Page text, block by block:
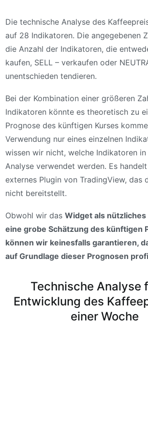
Die technische Analyse des
auf 28 Indikatoren. Die angegebenen
die Anzahl der Indikatoren, die
kaufen, SELL – verkaufen oder
unentschieden tendieren.
Bei der Kombination einer größeren
Indikatoren könnte es theoretisch zu
Prognose des künftigen Kurses
Verwendung nur eines einzelnen
wissen wir nicht, welche Indikatoren
Analyse verwendet werden. Es
externes Plugin von TradingView, das
nicht bereitstellt.
Obwohl wir das Widget als
eine grobe Schätzung des künftigen
können wir keinesfalls garantieren,
auf Grundlage dieser Prognosen
Technische Analyse
Entwicklung des
einer Woche